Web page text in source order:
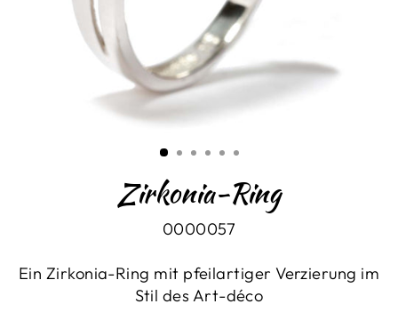
Zirkonia-Ring
0000057
Ein Zirkonia-Ring mit pfeilartiger Verzierung im
Stil des Art-déco